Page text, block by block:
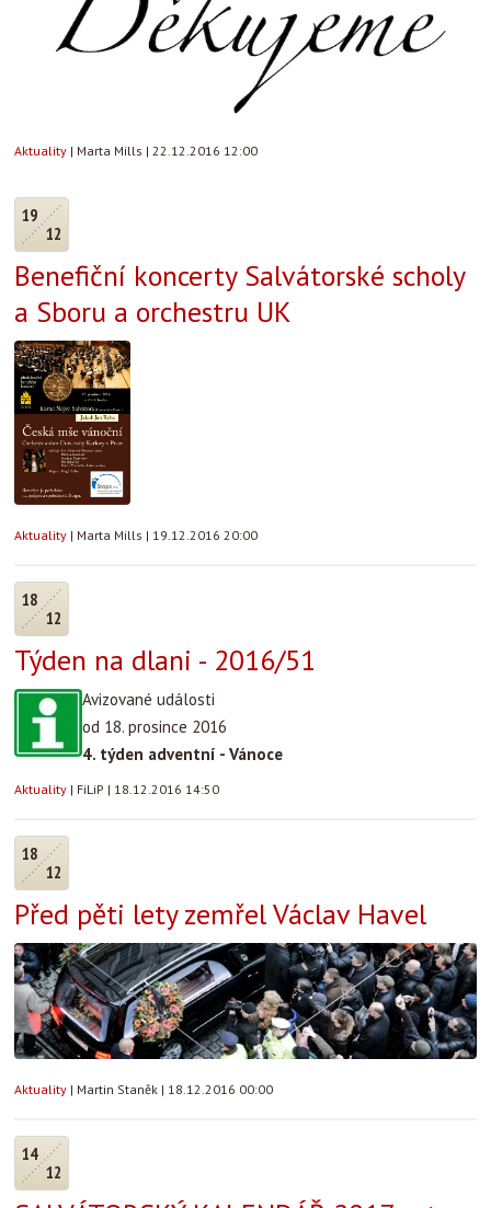
Aktuality | Marta Mills | 22.12.2016 12:00
19
12
Benefiční koncerty Salvátorské scholy
a Sboru a orchestru UK
Aktuality | Marta Mills | 19.12.2016 20:00
18
12
Týden na dlani - 2016/51
Avizované události
od 18. prosince 2016
4. týden adventní - Vánoce
Aktuality | FiLiP | 18.12.2016 14:50
18
12
Před pěti lety zemřel Václav Havel
Aktuality | Martin Staněk | 18.12.2016 00:00
14
12